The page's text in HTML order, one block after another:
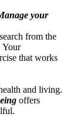
your
from the
Your
that works
and living.
offers